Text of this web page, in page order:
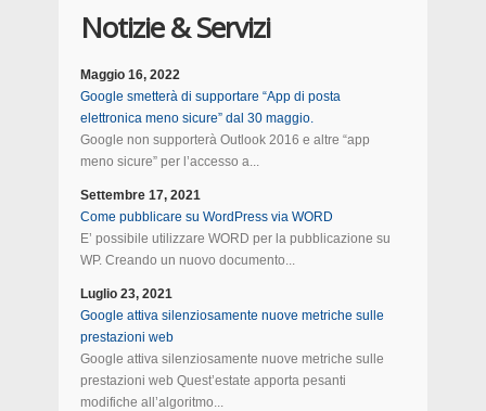
Notizie & Servizi
Maggio 16, 2022
Google smetterà di supportare “App di posta
elettronica meno sicure” dal 30 maggio.
Google non supporterà Outlook 2016 e altre “app
meno sicure” per l’accesso a...
Settembre 17, 2021
Come pubblicare su WordPress via WORD
E’ possibile utilizzare WORD per la pubblicazione su
WP. Creando un nuovo documento...
Luglio 23, 2021
Google attiva silenziosamente nuove metriche sulle
prestazioni web
Google attiva silenziosamente nuove metriche sulle
prestazioni web Quest’estate apporta pesanti
modifiche all’algoritmo...